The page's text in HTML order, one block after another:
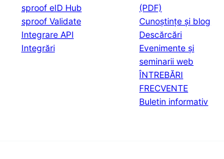
sproof eID Hub
sproof Validate
Integrare API
Integrări
(PDF)
Cunoștințe și blog
Descărcări
Evenimente și
seminarii web
ÎNTREBĂRI
FRECVENTE
Buletin informativ